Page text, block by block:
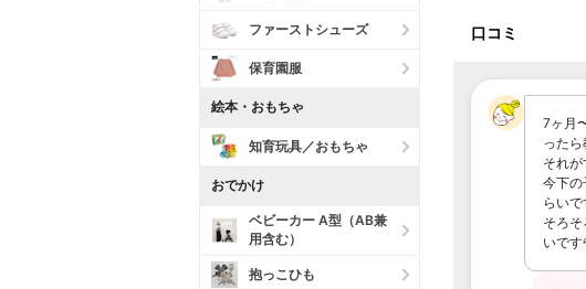
ファーストシューズ
保育園服
絵本・おもちゃ
知育玩具／おもちゃ
おでかけ
ベビーカー A型（AB兼
用含む）
抱っこひも
口コミ
7ヶ月
った
それ
今下の
らい
そろ
いで